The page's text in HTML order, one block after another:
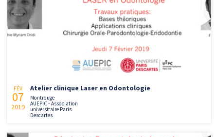
FÉV
07
2019
Atelier clinique Laser en Odontologie
Montrouge
AUEPIC - Association
universitaire Paris
Descartes